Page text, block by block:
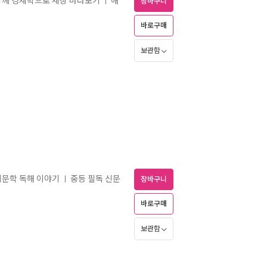
바로구매
보관함
학 독해 이야기 중등 필독 신문 장바구니
바로구매
보관함